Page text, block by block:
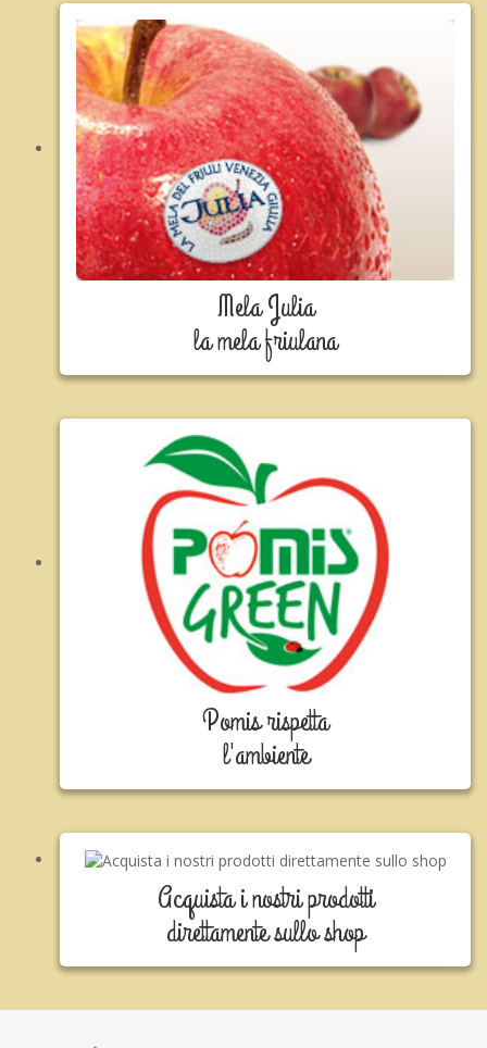
Mela Julia
la mela friulana
Pomis rispetta
l'ambiente
Acquista i nostri prodotti
direttamente sullo shop